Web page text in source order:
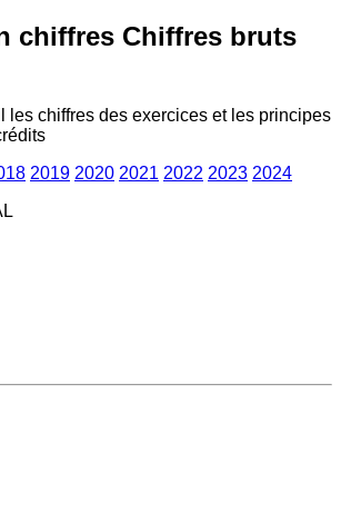
chiffres Chiffres bruts
les chiffres des exercices et les principes
2019 2020 2021 2022 2023 2024